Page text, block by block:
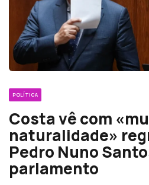
POLÍTICA
Costa vê com
naturalidade»
Pedro Nuno
parlamento